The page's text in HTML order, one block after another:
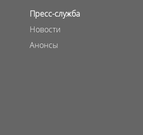
Пресс-служба
Новости
Анонсы